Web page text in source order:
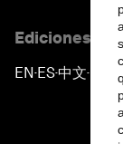
Ediciones en
EN ▪ES▪中文▪ 日